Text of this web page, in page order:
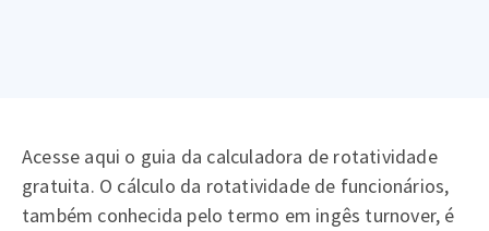
Acesse aqui o guia da calculadora de rotatividade
gratuita. O cálculo da rotatividade de funcionários,
também conhecida pelo termo em ingês turnover, é